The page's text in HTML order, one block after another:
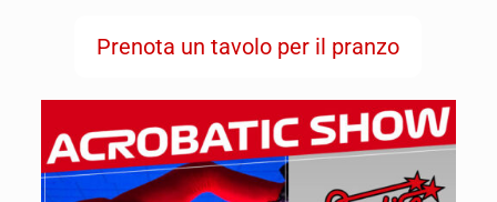
Prenota un tavolo per il pranzo